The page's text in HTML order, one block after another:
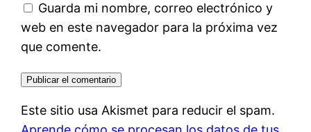
Guarda mi nombre, correo electrónico y
web en este navegador para la próxima vez
que comente.
Este sitio usa Akismet para reducir el spam.